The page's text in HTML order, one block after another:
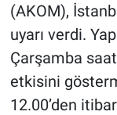
(AKOM),
uyarı verdi.
Çarşamba
etkisini
12.00’den
Teknoloji
Türkiye'nin
Türkiye'nin